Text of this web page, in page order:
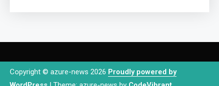
Copyright © azure-news 2026 Proudly powered by